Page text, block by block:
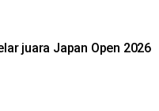
juara Japan Open 2026